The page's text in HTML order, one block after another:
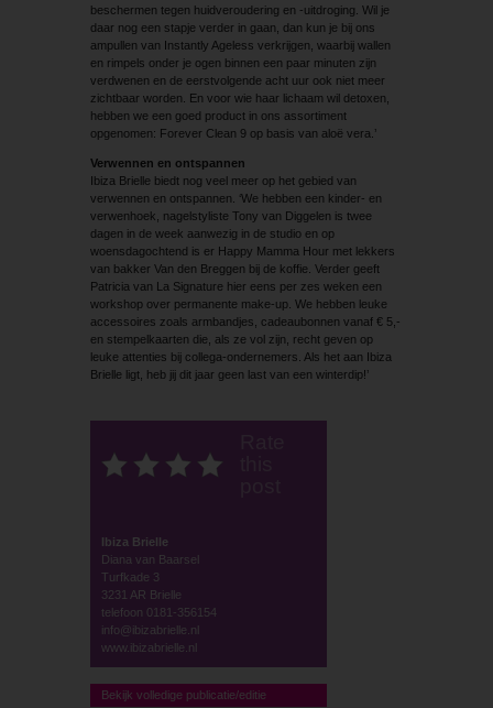
beschermen tegen huidveroudering en -uitdroging. Wil je
daar nog een stapje verder in gaan, dan kun je bij ons
ampullen van Instantly Ageless verkrijgen, waarbij wallen
en rimpels onder je ogen binnen een paar minuten zijn
verdwenen en de eerstvolgende acht uur ook niet meer
zichtbaar worden. En voor wie haar lichaam wil detoxen,
hebben we een goed product in ons assortiment
opgenomen: Forever Clean 9 op basis van aloë vera.’
Verwennen en ontspannen
Ibiza Brielle biedt nog veel meer op het gebied van
verwennen en ontspannen. ‘We hebben een kinder- en
verwenhoek, nagelstyliste Tony van Diggelen is twee
dagen in de week aanwezig in de studio en op
woensdagochtend is er Happy Mamma Hour met lekkers
van bakker Van den Breggen bij de koffie. Verder geeft
Patricia van La Signature hier eens per zes weken een
workshop over permanente make-up. We hebben leuke
accessoires zoals armbandjes, cadeaubonnen vanaf € 5,-
en stempelkaarten die, als ze vol zijn, recht geven op
leuke attenties bij collega-ondernemers. Als het aan Ibiza
Brielle ligt, heb jij dit jaar geen last van een winterdip!’
Ibiza Brielle
Diana van Baarsel
Turfkade 3
3231 AR Brielle
telefoon 0181-356154
info@ibizabrielle.nl
www.ibizabrielle.nl
Bekijk volledige publicatie/editie